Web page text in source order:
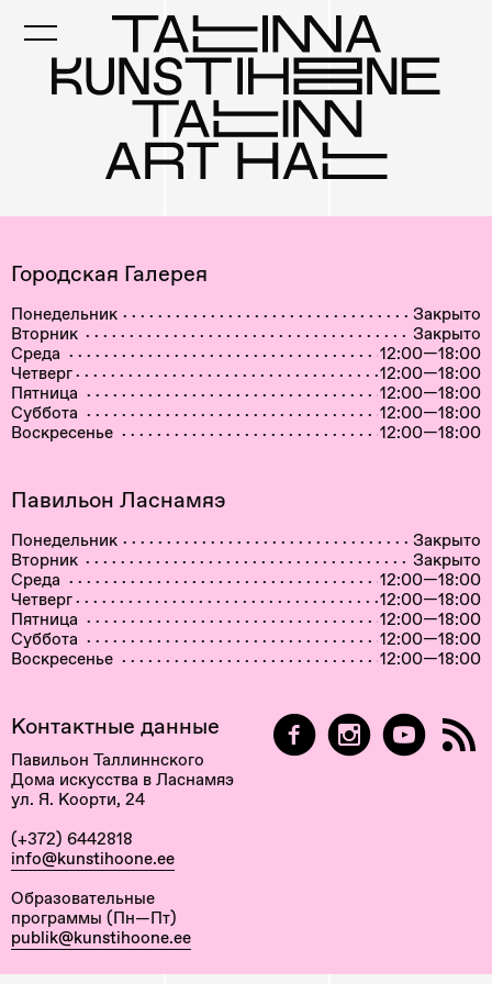
content
Городская Галерея
Понедельник
Закрыто
Вторник
Закрыто
Среда
12:00—18:00
Четверг
12:00—18:00
Пятница
12:00—18:00
Суббота
12:00—18:00
Воскресенье
12:00—18:00
Павильон Ласнамяэ
Понедельник
Закрыто
Вторник
Закрыто
Среда
12:00—18:00
Четверг
12:00—18:00
Пятница
12:00—18:00
Суббота
12:00—18:00
Воскресенье
12:00—18:00
Контактные данные
Павильон Таллиннского
Дома искусства в Ласнамяэ
ул. Я. Коорти, 24
(+372) 6442818
info@kunstihoone.ee
Образовательные
программы (Пн—Пт)
publik@kunstihoone.ee